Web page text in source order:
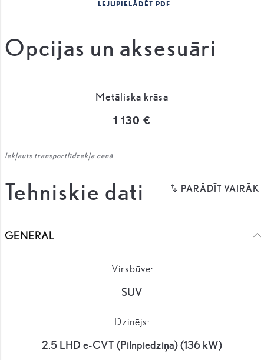
LEJUPIELĀDĒT PDF
Opcijas un aksesuāri
Metāliska krāsa
1 130 €
Iekļauts transportlīdzekļa cenā
Tehniskie dati
GENERAL
Virsbūve:
SUV
Dzinējs:
2.5 LHD e-CVT (Pilnpiedziņa) (136 kW)